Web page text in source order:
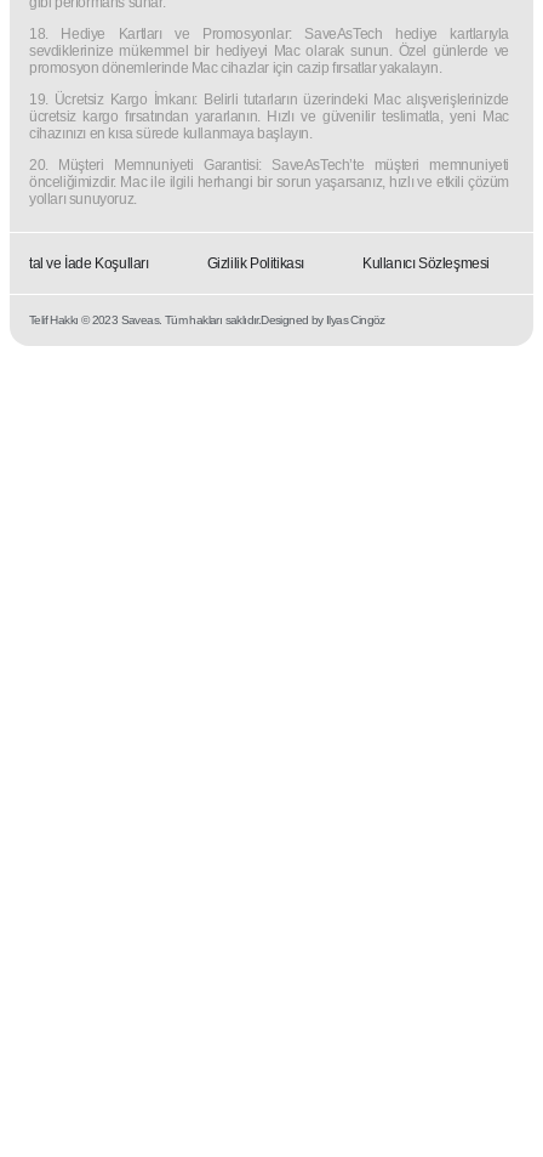
18. Hediye Kartları ve Promosyonlar: SaveAsTech hediye kartlarıyla
sevdiklerinize mükemmel bir hediyeyi Mac olarak sunun. Özel günlerde ve
promosyon dönemlerinde Mac cihazlar için cazip fırsatlar yakalayın.
19. Ücretsiz Kargo İmkanı: Belirli tutarların üzerindeki Mac alışverişlerinizde
ücretsiz kargo fırsatından yararlanın. Hızlı ve güvenilir teslimatla, yeni Mac
cihazınızı en kısa sürede kullanmaya başlayın.
20. Müşteri Memnuniyeti Garantisi: SaveAsTech’te müşteri memnuniyeti
önceliğimizdir. Mac ile ilgili herhangi bir sorun yaşarsanız, hızlı ve etkili çözüm
yolları sunuyoruz.
İptal ve İade Koşulları Gizlilik Politikası Kullanıcı Sözleşmesi
Telif Hakkı © 2023 Saveas. Tüm hakları saklıdır.Designed by Ilyas Cingöz